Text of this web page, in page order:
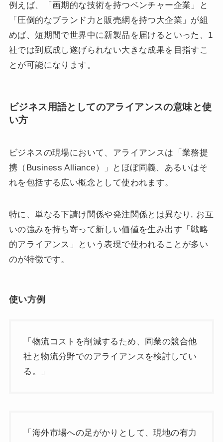
例えば、「画期的な技術を持つベンチャー企業」と
「圧倒的なブランド力と販売網を持つ大企業」が組
めば、短期間で世界中に新製品を届けるといった、1
社では到底成し遂げられない大きな成果を目指すこ
とが可能になります。
ビジネス用語としてのアライアンスの意味と使
い方
ビジネスの現場において、アライアンスは「業務提
携（Business Alliance）」とほぼ同義、あるいはそ
れを包括する広い概念として使われます。
特に、単なる下請け関係や発注関係とは異なり, お互
いの強みを持ち寄って新しい価値を生み出す「戦略
的アライアンス」という表現で使われることが多い
のが特徴です。
使い方例
「物流コストを削減するため、同業の競合他
社と物流分野でのアライアンスを検討してい
る。」
「海外市場への足がかりとして、現地の有力